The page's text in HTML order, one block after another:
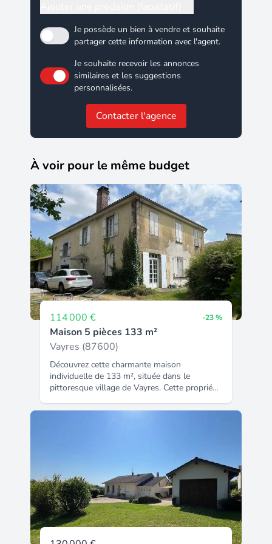
Je possède un bien à vendre et souhaite
partager cette information avec l'agent.
Je souhaite recevoir les annonces
similaires et les suggestions
personnalisées.
Contacter l'agence
À voir pour le même budget
114 000 € -23 %
Maison 5 pièces 133 m²
Vayres (87600)
Découvrez cette charmante maison
individuelle de 133 m², située dans le
pittoresque village de Vayres. Cette propriété
exceptionnel pour ceux qui souhaitent la
jardin privé, parfait pour les moments de
détente. Cette maison est proposée à un prix
attractif de 140 000 EUR. Ne manquez pas
cette opportunité unique d'investir dans une
belle bâtisse au cœur d'un joli parc.
Contactez-nous pour plus d'informations ou
pour planifier une visite dès aujourd'hui !
Référence agence : 244.